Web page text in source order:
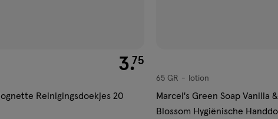
€ 3.75
3.75
Reinigingsdoekjes 20
lotion
65 GR lotion
Marcel's Green Soap Vanilla
Blossom Hygiënische